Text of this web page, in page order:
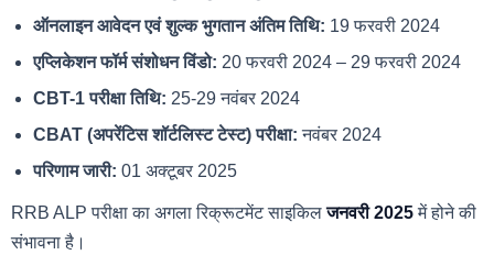
ऑनलाइन आवेदन एवं शुल्क भुगतान अंतिम तिथि: 19 फरवरी 2024
एप्लिकेशन फॉर्म संशोधन विंडो: 20 फरवरी 2024 – 29 फरवरी 2024
CBT-1 परीक्षा तिथि: 25-29 नवंबर 2024
CBAT (अपरेंटिस शॉर्टलिस्ट टेस्ट) परीक्षा: नवंबर 2024
परिणाम जारी: 01 अक्टूबर 2025
RRB ALP परीक्षा का अगला रिक्रूटमेंट साइकिलजनवरी 2025में होने की
संभावना है।